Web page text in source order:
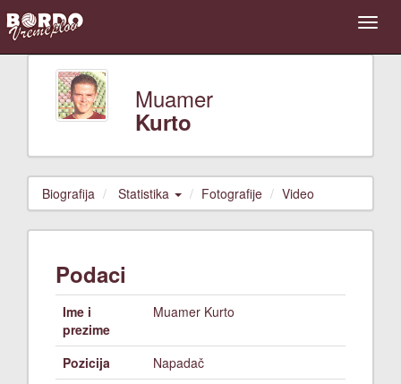
Muamer
Kurto
Biografija Statistika Fotografije Video
Podaci
Ime i
prezime
Muamer Kurto
Pozicija Napadač